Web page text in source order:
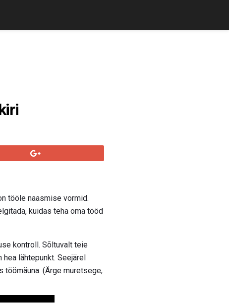
tööle naasmise vormid.
kuidas teha oma tööd
kontroll. Sõltuvalt teie
lähtepunkt. Seejärel
töömäuna. (Ärge muretsege,